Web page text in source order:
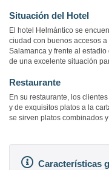
Situación del Hotel
El hotel Helmántico se
ciudad con buenos accesos
Salamanca y frente al
de una excelente situación
Restaurante
En su restaurante, los
y de exquisitos platos a la
se sirven platos combinados
Características